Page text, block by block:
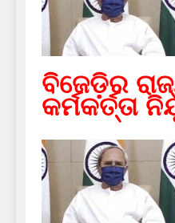
ବିଜେଡ଼ିର
କର୍ମକର୍ତ୍ତା